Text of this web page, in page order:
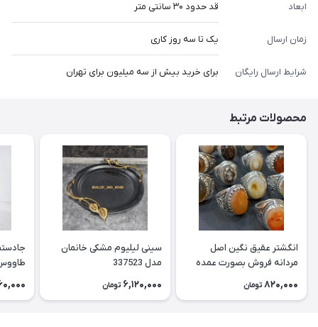
ابعاد قد حدود ۳۰ سانتی متر
زمان ارسال یک تا سه روز کاری
شرایط ارسال رایگان برای خرید بیش از سه میلیون برای تهران
محصولات مرتبط
انگشتر عقیق نگین اصل
مردانه فروش بصورت عمده
3عدد هست فروش بصورت
820,000 تومان
سینی لیلیوم مشکی خانمان
مدل 337523
6,120,000 تومان